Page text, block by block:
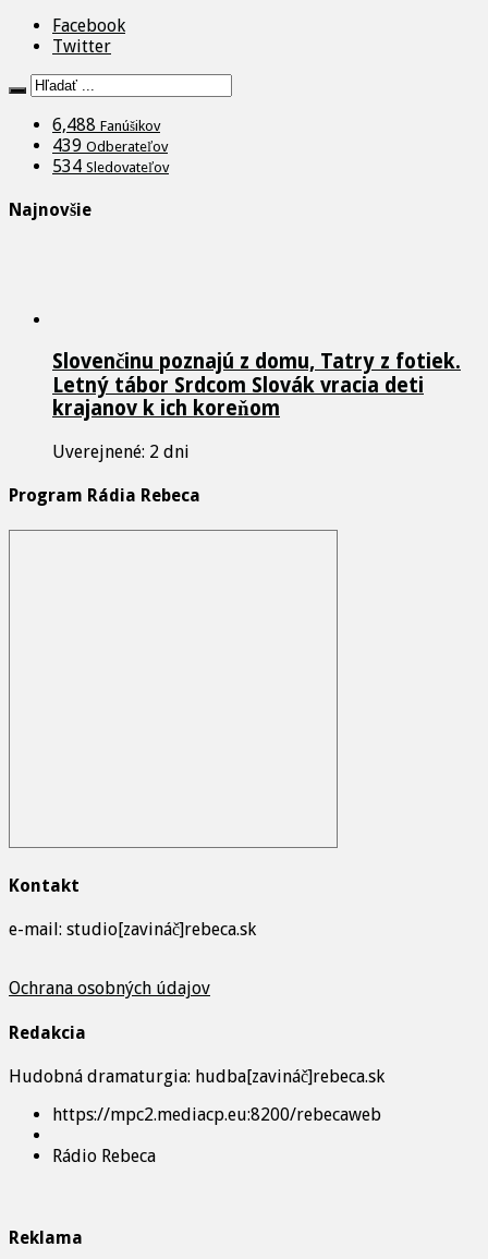
Facebook
Twitter
6,488 Fanúšikov
439 Odberateľov
534 Sledovateľov
Najnovšie
Slovenčinu poznajú z domu, Tatry z fotiek.
Letný tábor Srdcom Slovák vracia deti
krajanov k ich koreňom
Uverejnené: 2 dni
Program Rádia Rebeca
Kontakt
e-mail: studio[zavináč]rebeca.sk
Ochrana osobných údajov
Redakcia
Hudobná dramaturgia: hudba[zavináč]rebeca.sk
https://mpc2.mediacp.eu:8200/rebecaweb
Rádio Rebeca
Reklama